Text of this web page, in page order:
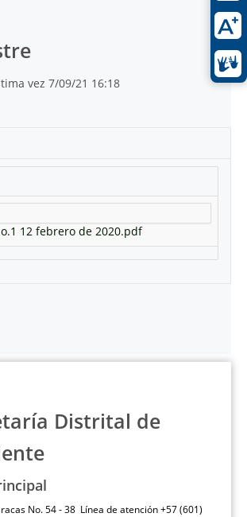
vez 7/09/21 16:18
12 febrero de 2020.pdf
Distrital de
No. 54 - 38 Línea de atención +57 (601)